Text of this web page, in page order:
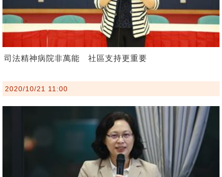
司法精神病院非萬能 社區支持更重要
2020/10/21 11:00